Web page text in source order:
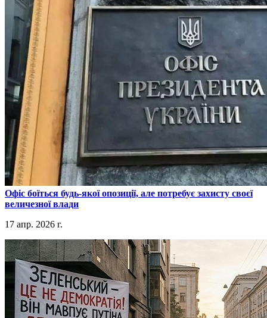
​Офіс боїться будь-якої опозиції, але потребує захисту своєї
величезної влади
17 апр. 2026 г.